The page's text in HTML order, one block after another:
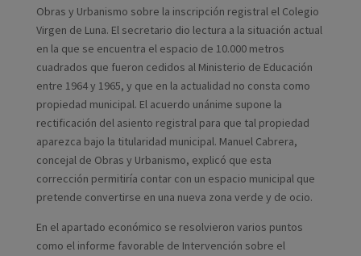
Obras y Urbanismo sobre la inscripción registral el Colegio
Virgen de Luna. El secretario dio lectura a la situación actual
en la que se encuentra el espacio de 10.000 metros
cuadrados que fueron cedidos al Ministerio de Educación
entre 1964 y 1965, y que en la actualidad no consta como
propiedad municipal. El acuerdo unánime supone la
rectificación del asiento registral para que tal propiedad
aparezca bajo la titularidad municipal. Manuel Cabrera,
concejal de Obras y Urbanismo, explicó que esta
corrección permitiría contar con un espacio municipal que
pretende convertirse en una nueva zona verde y de ocio.
En el apartado económico se resolvieron varios puntos
como el informe favorable de Intervención sobre el